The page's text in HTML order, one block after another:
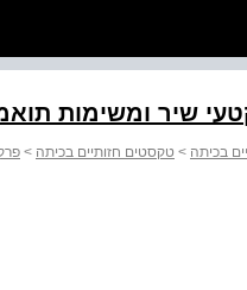
שיר ומשימות
בכיתה > טקסטים חזותיים בכיתה > פרק 3: סיפורי